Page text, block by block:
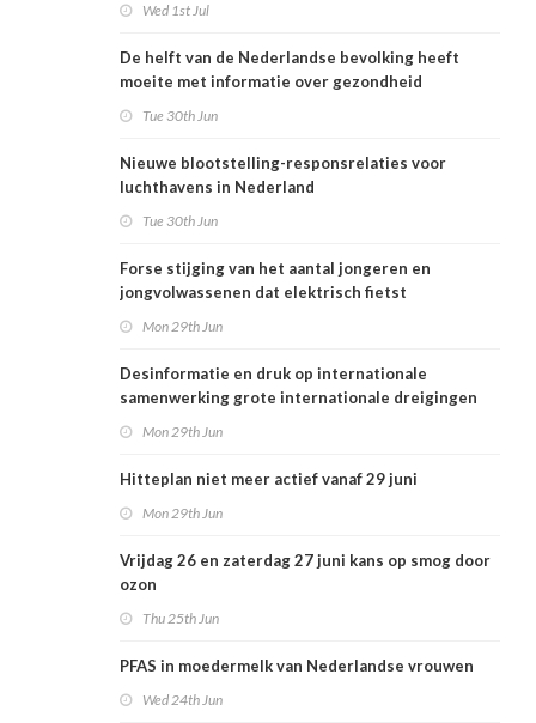
Wed 1st Jul
De helft van de Nederlandse bevolking heeft
moeite met informatie over gezondheid
Tue 30th Jun
Nieuwe blootstelling-responsrelaties voor
luchthavens in Nederland
Tue 30th Jun
Forse stijging van het aantal jongeren en
jongvolwassenen dat elektrisch fietst
Mon 29th Jun
Desinformatie en druk op internationale
samenwerking grote internationale dreigingen
Mon 29th Jun
Hitteplan niet meer actief vanaf 29 juni
Mon 29th Jun
Vrijdag 26 en zaterdag 27 juni kans op smog door
ozon
Thu 25th Jun
PFAS in moedermelk van Nederlandse vrouwen
Wed 24th Jun